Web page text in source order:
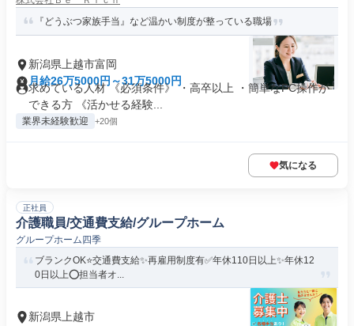
『どうぶつ家族手当』など温かい制度が整っている職場
新潟県上越市富岡
月給26万5000円～31万5000円
求めている人材 《必須条件》 ・高卒以上 ・簡単なPC操作が
できる方 《活かせる経験...
業界未経験歓迎 +20個
気になる
正社員
介護職員/交通費支給/グループホーム
グループホーム四季
ブランクOK⭐️交通費支給✨再雇用制度有✅️年休110日以上✨年休12
0日以上⭕️担当者オ...
新潟県上越市